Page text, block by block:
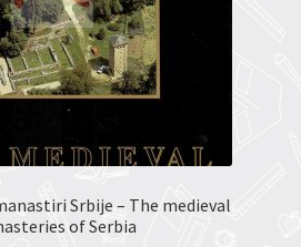
Srbije – The medieval
of Serbia